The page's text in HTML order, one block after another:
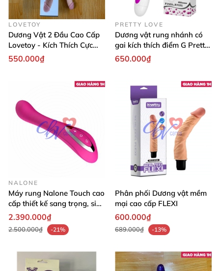
LOVETOY
Dương Vật 2 Đầu Cao Cấp
Lovetoy - Kích Thích Cực
Mạnh
550.000₫
PRETTY LOVE
Dương vật rung nhánh có
gai kích thích điểm G Pretty
Love Andre
650.000₫
NALONE
Máy rung Nalone Touch cao
cấp thiết kế sang trọng, siêu
mượt
2.390.000₫
2.500.000₫ -21%
Phân phối Dương vật mềm
mại cao cấp FLEXI
600.000₫
689.000₫ -13%